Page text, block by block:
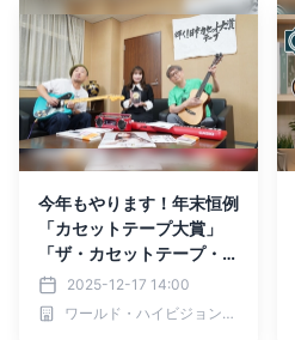
0分～ BS12 トゥエルビで
放送スタート
今年もやります！年末恒例
「カセットテープ大賞」
「ザ・カセットテープ・ミ
ュージック」12月21日
（日）よる7時～ BS12 ト
ゥエルビで全国無料放送
2025-12-17 14:00
ワールド・ハイビジョン・チャンネル株式会社